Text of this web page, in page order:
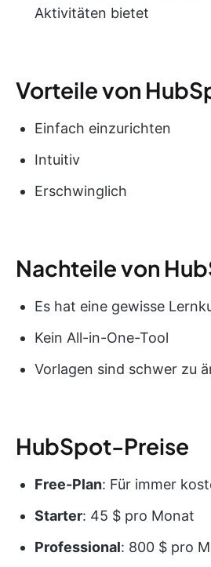
Aktivitäten bietet
Vorteile von
Einfach einzurichten
Intuitiv
Erschwinglich
Nachteile von
Es hat eine gewisse
Kein All-in-One-Tool
Vorlagen sind schwer zu
HubSpot-Preise
Free-Plan: Für immer
Starter: 45 $ pro Monat
Professional: 800 $ pro